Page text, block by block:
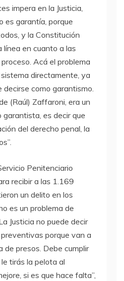
impera en la Justicia,
es garantía, porque
y la Constitución
en cuanto a las
Acá el problema
directamente, ya
como garantismo.
(Raúl) Zaffaroni, era un
garantista, es decir que
del derecho penal, la
Penitenciario
recibir a las 1.169
un delito en los
es un problema de
Justicia no puede decir
porque van a
de presos. Debe cumplir
tirás la pelota al
si es que hace falta”,